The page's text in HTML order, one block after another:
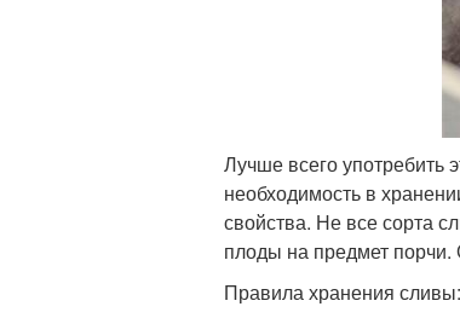
Лучше всего употребить
необходимость в
свойства. Не все сорта
плоды на предмет
Правила хранения сливы: